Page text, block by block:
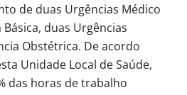
de duas Urgências Médico
duas Urgências
Obstétrica. De acordo
Unidade Local de Saúde,
das horas de trabalho